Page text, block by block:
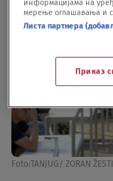
Foto:TANJUG/ ZORAN
информацијама на
мерење оглашавања и
Листа партнера
Приказ